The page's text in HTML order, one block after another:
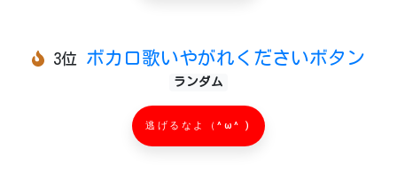
3位 ボカロ歌いやがれくださいボタン
ランダム
逃げるなよ（^ω^ )